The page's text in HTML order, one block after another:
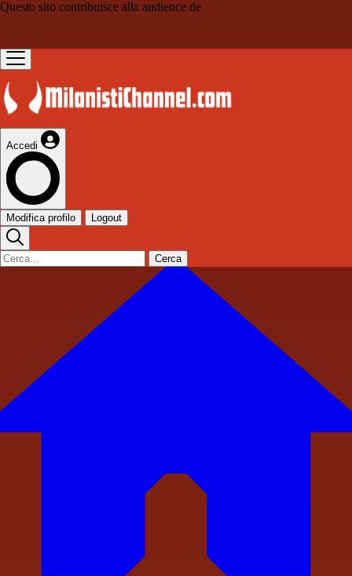
Questo sito contribuisce alla audience de
Accedi
Modifica profilo Logout
Cerca